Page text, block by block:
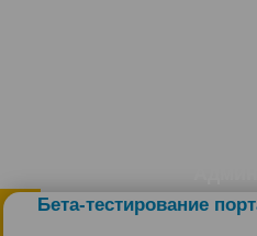
Бета-тестирование